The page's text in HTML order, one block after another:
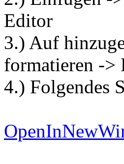
Editor
3.) Auf
formatieren -
4.) Folgendes